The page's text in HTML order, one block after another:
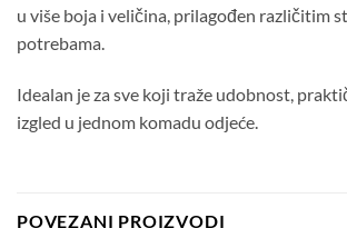
u više boja i veličina, prilagođen različitim
potrebama.
Idealan je za sve koji traže udobnost,
izgled u jednom komadu odjeće.
POVEZANI PROIZVODI